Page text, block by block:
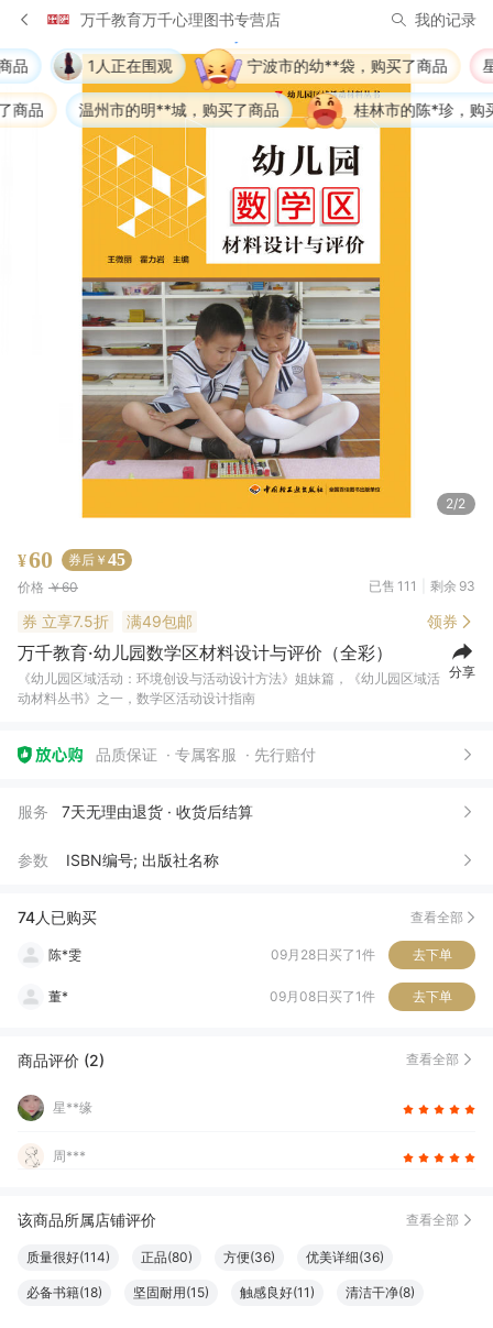
万千教育万千心理图书专营店 我的记录
围观
明**城，购买了商品
宁波市的幼**袋，购买了商品
桂林市的陈*珍，购买了商品
星**缘 很喜欢，给
厦
2/2
¥60 券后￥ 45
价格 ￥60 已售 111 剩余 93
券 立享7.5折 满49包邮 领券
万千教育·幼儿园数学区材料设计与评价（全彩）
《幼儿园区域活动：环境创设与活动设计方法》姐妹篇，《幼儿园区域活
动材料丛书》之一，数学区活动设计指南
分享
品质保证 专属客服 先行赔付
服务 7天无理由退货 · 收货后结算
参数 ISBN编号; 出版社名称
74人已购买 查看全部
可***碧
裘*玲 03月09日买了1件
陈*雯
董* 去下单
胡* 05月16日买了1件 去下单
p***l 03月26日买了1件 去下单
商品评价 (2) 查看全部
星**缘
周***
该商品所属店铺评价 查看全部
质量很好(114) 正品(80) 方便(36) 优美详细(36)
必备书籍(18) 坚固耐用(15) 触感良好(11) 清洁干净(8)